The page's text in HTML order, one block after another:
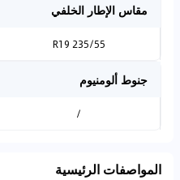
مقاس الإطار الخلفي
235/55 R19
جنوط ألومنيوم
/
المواصفات الرئيسية